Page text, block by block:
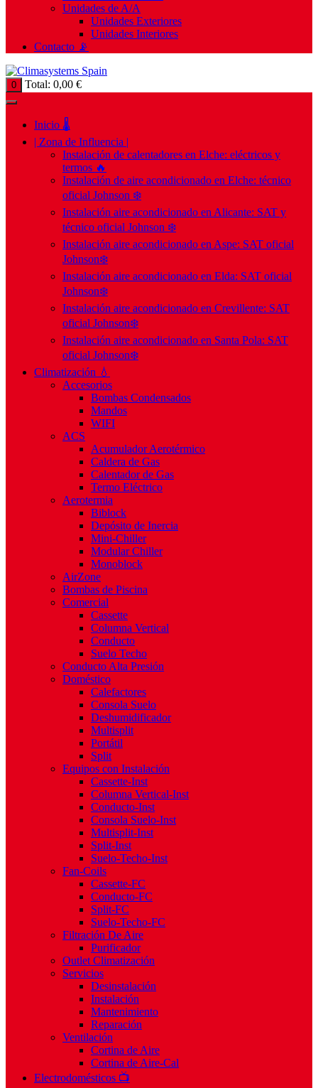
Unidades de A/A
Unidades Exteriores
Unidades Interiores
Contacto 📡
0 Total: 0,00 €
Inicio 🌡️
| Zona de Influencia |
Instalación de calentadores en Elche: eléctricos y
termos 🔥
Instalación de aire acondicionado en Elche: técnico
oficial Johnson ❄️
Instalación aire acondicionado en Alicante: SAT y
técnico oficial Johnson ❄️
Instalación aire acondicionado en Aspe: SAT oficial
Johnson❄️
Instalación aire acondicionado en Elda: SAT oficial
Johnson❄️
Instalación aire acondicionado en Crevillente: SAT
oficial Johnson❄️
Instalación aire acondicionado en Santa Pola: SAT
oficial Johnson❄️
Climatización 💧
Accesorios
Bombas Condensados
Mandos
WIFI
ACS
Acumulador Aerotérmico
Caldera de Gas
Calentador de Gas
Termo Eléctrico
Aerotermia
Biblock
Depósito de Inercia
Mini-Chiller
Modular Chiller
Monoblock
AirZone
Bombas de Piscina
Comercial
Cassette
Columna Vertical
Conducto
Suelo Techo
Conducto Alta Presión
Doméstico
Calefactores
Consola Suelo
Deshumidificador
Multisplit
Portátil
Split
Equipos con Instalación
Cassette-Inst
Columna Vertical-Inst
Conducto-Inst
Consola Suelo-Inst
Multisplit-Inst
Split-Inst
Suelo-Techo-Inst
Fan-Coils
Cassette-FC
Conducto-FC
Split-FC
Suelo-Techo-FC
Filtración De Aire
Purificador
Outlet Climatización
Servicios
Desinstalación
Instalación
Mantenimiento
Reparación
Ventilación
Cortina de Aire
Cortina de Aire-Cal
Electrodomésticos 📺